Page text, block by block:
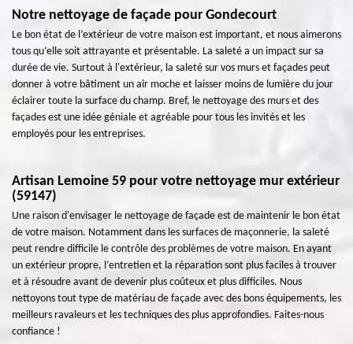
Notre nettoyage de façade pour Gondecourt
Le bon état de l’extérieur de votre maison est important, et nous aimerons
tous qu’elle soit attrayante et présentable. La saleté a un impact sur sa
durée de vie. Surtout à l'extérieur, la saleté sur vos murs et façades peut
donner à votre bâtiment un air moche et laisser moins de lumière du jour
éclairer toute la surface du champ. Bref, le nettoyage des murs et des
façades est une idée géniale et agréable pour tous les invités et les
employés pour les entreprises.
Artisan Lemoine 59 pour votre nettoyage mur extérieur
(59147)
Une raison d'envisager le nettoyage de façade est de maintenir le bon état
de votre maison. Notamment dans les surfaces de maçonnerie, la saleté
peut rendre difficile le contrôle des problèmes de votre maison. En ayant
un extérieur propre, l’entretien et la réparation sont plus faciles à trouver
et à résoudre avant de devenir plus coûteux et plus difficiles. Nous
nettoyons tout type de matériau de façade avec des bons équipements, les
meilleurs ravaleurs et les techniques des plus approfondies. Faites-nous
confiance !